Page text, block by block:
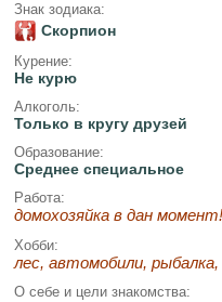
Знак зодиака:
Скорпион
Курение:
Не курю
Алкоголь:
Только в кругу друзей
Образование:
Среднее специальное
Работа:
домохозяйка в дан момент!
Хобби:
лес, автомобили,
О себе и цели знакомства: